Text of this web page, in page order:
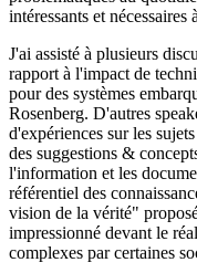
intéressants et nécessaires
J'ai assisté à plusieurs
rapport à l'impact de
pour des systèmes
Rosenberg. D'autres
d'expériences sur les
des suggestions &
l'information et les
référentiel des
vision de la vérité"
impressionné devant le
complexes par certaines